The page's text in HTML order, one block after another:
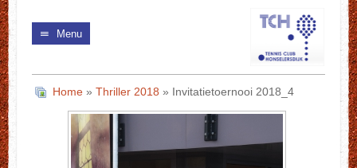
Menu
Home» Thriller 2018 » Invitatietoernooi 2018_4